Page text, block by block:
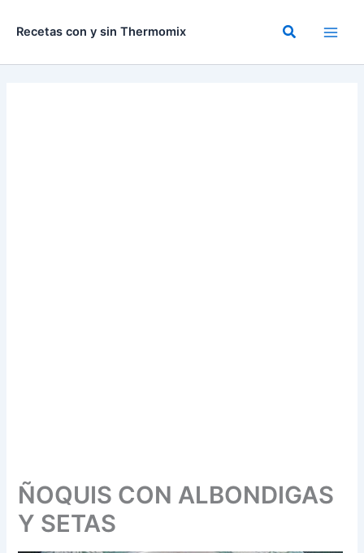
Recetas con y sin Thermomix Buscar
ÑOQUIS CON ALBONDIGAS
Y SETAS